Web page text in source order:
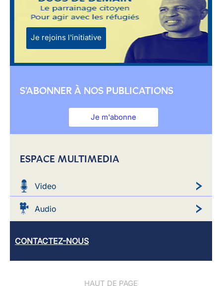
Je rejoins l'initiative
S'ABONNER À NOS PUBLICATIONS
Je m'abonne
ESPACE MULTIMEDIA
Video
Audio
CONTACTEZ-NOUS
HAUT DE PAGE